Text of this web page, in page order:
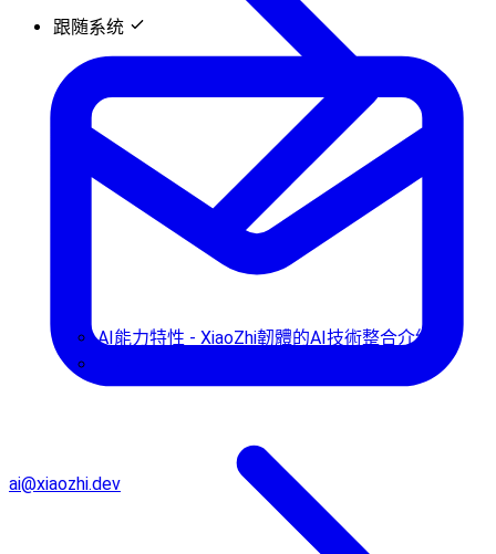
AI能力特性 - XiaoZhi韌體的AI技術整合介紹
跟随系统
ai@xiaozhi.dev